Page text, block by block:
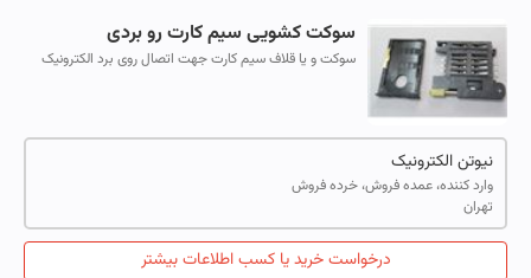
سوکت کشویى سیم کارت رو بردى
سوکت و یا قلاف سیم کارت جهت اتصال روى برد الکترونیک
نیوتن الکترونیک
وارد کننده، عمده فروش، خرده فروش
تهران
درخواست خرید یا کسب اطلاعات بیشتر